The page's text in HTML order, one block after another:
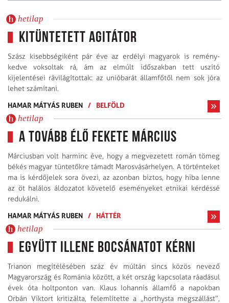
hetilap
Kitüntetett agitátor
Szász kisebbségiként pár éve az erdélyi magyarok is remény­
kedve voksoltak rá, ám az elmúlt időszakban tett uszító
kijelentései rávilágítottak: az unióbarát államfőtől nem sok jóra
lehet számítani.
HAMAR MÁTYÁS RUBEN / BELFÖLD
hetilap
A tovább élő fekete március
Márciusban volt harminc éve, hogy a megvezetett román tömeg
békés magyar tüntetőkre támadt Marosvásárhelyen. A történteket
ma is kérdőjelek sora övezi, az azonban biztos, hogy hiba lenne
az öt halálos áldozatot követelő eseményeket etnikai kérdéssé
redukálni.
HAMAR MÁTYÁS RUBEN / HÁTTÉR
hetilap
Együtt illene bocsánatot kérni
Trianon megítélésében száz év múltán sincs közös nevező
Magyarország és Románia között, a két ország kapcsolata ráadásul
évek óta holtponton van. Klaus Iohannis államfő a napokban
Orbán Viktort kritizálta, felemlítette a „horthysta megszállást”,